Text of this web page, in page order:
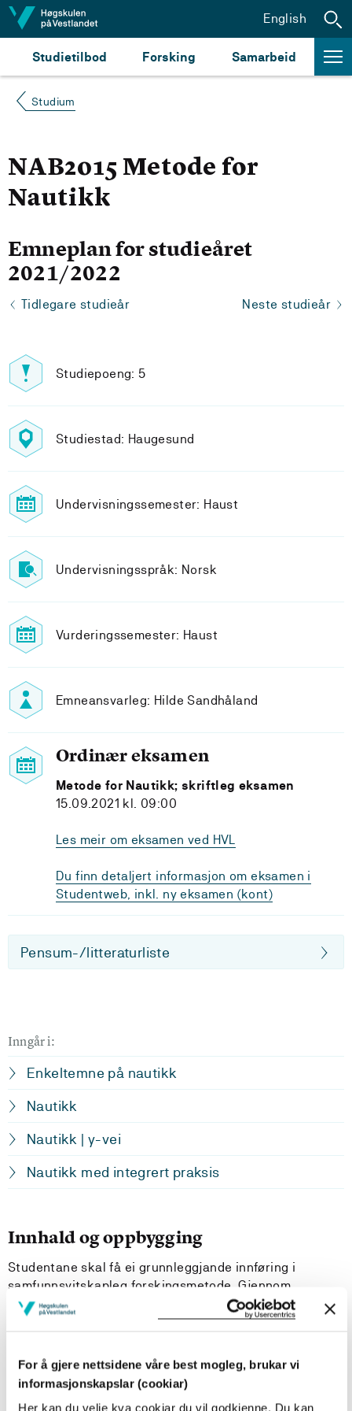
For å gjere nettsidene våre best mogleg, brukar vi
informasjonskapslar (cookiar)
Her kan du velje kva cookiar du vil godkjenne. Du kan
Hopp til innhald
Studietilbod Forsking Samarbeid
English
Studium
NAB2015 Metode for
Nautikk
Emneplan for studieåret
2021/2022
Tidlegare studieår Neste studieår
Studiepoeng: 5
Studiestad: Haugesund
Undervisningssemester: Haust
Undervisningsspråk: Norsk
Vurderingssemester: Haust
Emneansvarleg: Hilde Sandhåland
Ordinær eksamen
Metode for Nautikk; skriftleg eksamen
15.09.2021 kl. 09:00
Les meir om eksamen ved HVL
Du finn detaljert informasjon om eksamen i
Studentweb, inkl. ny eksamen (kont)
Pensum-/litteraturliste
Inngår i:
Enkeltemne på nautikk
Nautikk
Nautikk | y-vei
Nautikk med integrert praksis
Innhald og oppbygging
Studentane skal få ei grunnleggjande innføring i
samfunnsvitskapleg forskingsmetode. Gjennom
forelesninger og praktiske øvingar får studentene ei
grunnleggande innføring i planlegging- og
forskningstilnærmingar og metoder. Emnet passar for
alle, men er godt tilpassa studentar som skal skrive
bacheloroppgave i nautikk påfølgande semester.